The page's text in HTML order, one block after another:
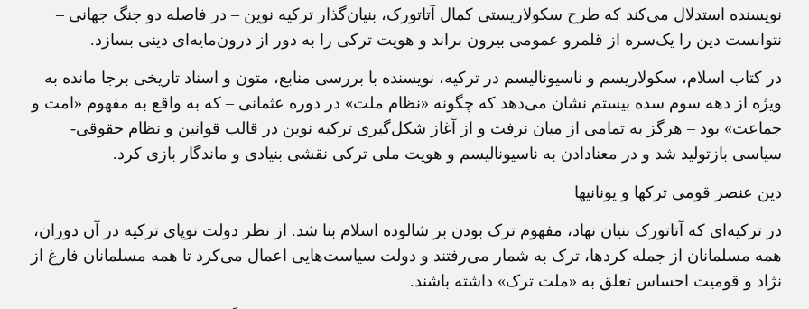
نويسنده استدلال می‌کند که طرح سکولاريستی کمال آتاتورک، بنيان‌گذار ترکيه نوين – در فاصله دو جنگ جهانی –
نتوانست دين را يک‌سره از قلمرو عمومی بيرون براند و هويت ترکی را به دور از درون‌مايه‌ای دينی بسازد.
در کتاب اسلام، سکولاريسم و ناسيوناليسم در ترکيه، نويسنده با بررسی منابع، متون و اسناد تاريخی برجا مانده به
ويژه از دهه سوم سده بيستم نشان می‌دهد که چگونه «نظام ملت» در دوره عثمانی – که به واقع به مفهوم «امت و
جماعت» بود – هرگز به تمامی از ميان نرفت و از آغاز شکل‌گيری ترکيه نوين در قالب قوانين و نظام حقوقی-
سياسی بازتوليد شد و در معنادادن به ناسيوناليسم و هويت ملی ترکی نقشی بنيادی و ماندگار بازی کرد.
دين عنصر قومی ترکها و يونانيها
در ترکيه‌ای که آتاتورک بنيان نهاد، مفهوم ترک بودن بر شالوده اسلام بنا شد. از نظر دولت نوپای ترکيه در آن دوران،
همه مسلمانان از جمله کردها، ترک به شمار می‌رفتند و دولت سياست‌هايی اعمال می‌کرد تا همه مسلمانان فارغ از
نژاد و قوميت احساس تعلق به «ملت ترک» داشته باشند.